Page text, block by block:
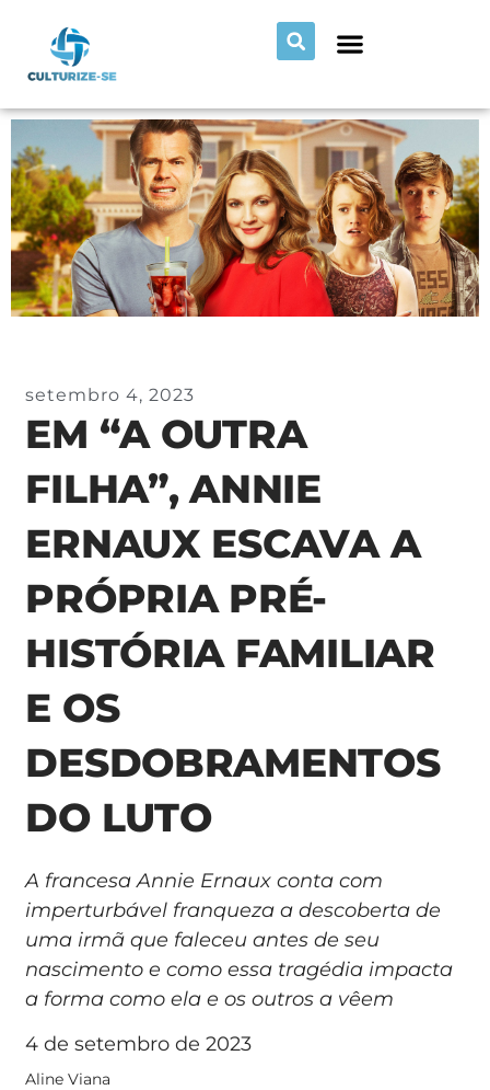
setembro 4, 2023
EM “A OUTRA
FILHA”, ANNIE
ERNAUX ESCAVA A
PRÓPRIA PRÉ-
HISTÓRIA FAMILIAR
E OS
DESDOBRAMENTOS
DO LUTO
A francesa Annie Ernaux conta com
imperturbável franqueza a descoberta de
uma irmã que faleceu antes de seu
nascimento e como essa tragédia impacta
a forma como ela e os outros a vêem
4 de setembro de 2023
Aline Viana